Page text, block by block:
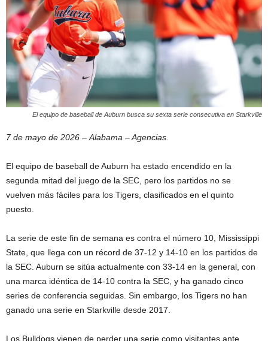
El equipo de baseball de Auburn busca su sexta serie consecutiva en Starkville
7 de mayo de 2026 – Alabama – Agencias.
El equipo de baseball de Auburn ha estado encendido en la
segunda mitad del juego de la SEC, pero los partidos no se
vuelven más fáciles para los Tigers, clasificados en el quinto
puesto.
La serie de este fin de semana es contra el número 10, Mississippi
State, que llega con un récord de 37-12 y 14-10 en los partidos de
la SEC. Auburn se sitúa actualmente con 33-14 en la general, con
una marca idéntica de 14-10 contra la SEC, y ha ganado cinco
series de conferencia seguidas. Sin embargo, los Tigers no han
ganado una serie en Starkville desde 2017.
Los Bulldogs vienen de perder una serie como visitantes ante